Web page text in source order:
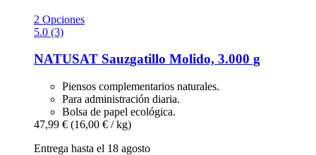
2 Opciones
5.0 (3)
NATUSAT Sauzgatillo Molido, 3.000 g
Piensos complementarios naturales.
Para administración diaria.
Bolsa de papel ecológica.
47,99 € (16,00 € / kg)
Entrega hasta el 18 agosto